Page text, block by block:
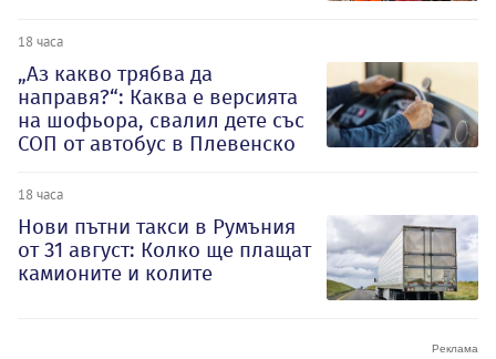
18 часа
„Аз какво трябва да
направя?“: Каква е версията
на шофьора, свалил дете със
СОП от автобус в Плевенско
18 часа
Нови пътни такси в Румъния
от 31 август: Колко ще плащат
камионите и колите